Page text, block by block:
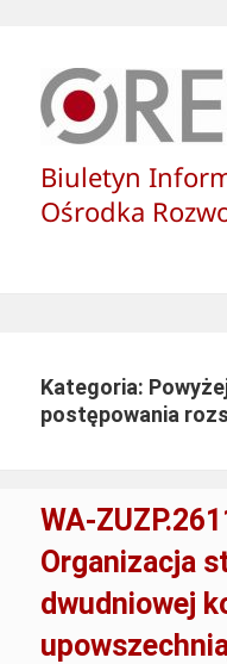
Biuletyn
Ośrodka
Kategoria:
postępowania
WA-
Organizacja
dwudniowej